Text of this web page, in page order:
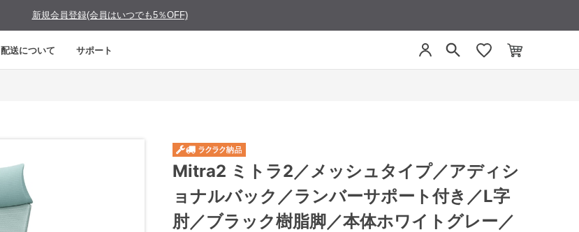
新規会員登録(会員はいつでも5％OFF)
配送について サポート
Mitra2 ミトラ2／メッシュタイプ／アディシ
ョナルバック／ランバーサポート付き／L字
肘／ブラック樹脂脚／本体ホワイトグレー／